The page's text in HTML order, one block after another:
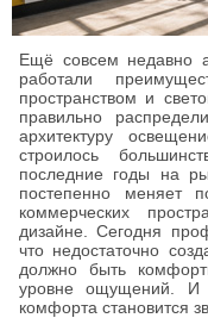
Ещё совсем недавно
работали
пространством и
правильно
архитектуру
строилось
последние годы на
постепенно меняет
коммерческих
дизайне. Сегодня
что недостаточно
должно быть
уровне ощущений. И
комфорта становится